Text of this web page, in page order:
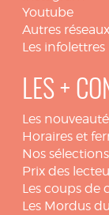
Youtube
Autres
Les infolettres
LES +
Les
Horaires et
Nos
Prix des
Les coups de
Les Mordus